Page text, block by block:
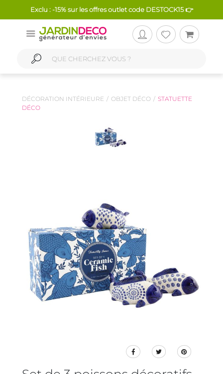
Exclu : -15% sur les offres outlet code DESTOCK15 👉
DÉCORATION INTÉRIEURE OBJET DÉCO
STATUETTE
DÉCO